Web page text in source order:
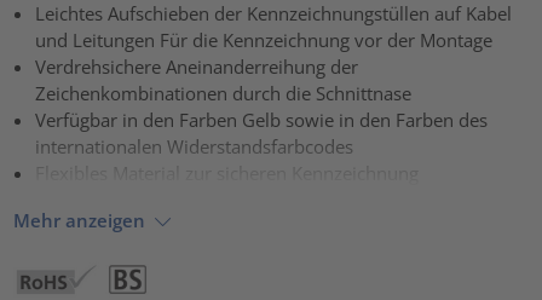
Leichtes Aufschieben der Kennzeichnungstüllen auf Kabel
und Leitungen Für die Kennzeichnung vor der Montage
Verdrehsichere Aneinanderreihung der
Zeichenkombinationen durch die Schnittnase
Verfügbar in den Farben Gelb sowie in den Farben des
internationalen Widerstandsfarbcodes
Mehr anzeigen